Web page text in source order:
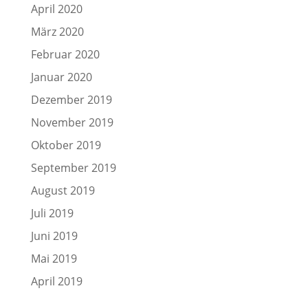
April 2020
März 2020
Februar 2020
Januar 2020
Dezember 2019
November 2019
Oktober 2019
September 2019
August 2019
Juli 2019
Juni 2019
Mai 2019
April 2019